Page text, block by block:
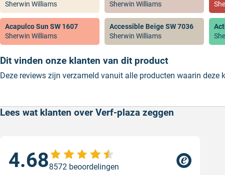
Sherwin Williams
Sherwin Williams
Acapulco Sun SW 1607
Sherwin Williams
Accessible Beige SW 7036
Sherwin Williams
Dit vinden onze klanten van dit product
Deze reviews zijn verzameld vanuit alle producten waarin deze
Lees wat klanten over Verf-plaza zeggen
4.688572 beoordelingen